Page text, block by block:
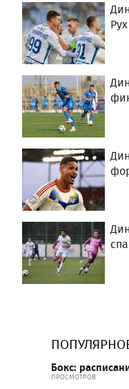
Рух
Бокс:
ПРОСМОТРОВ